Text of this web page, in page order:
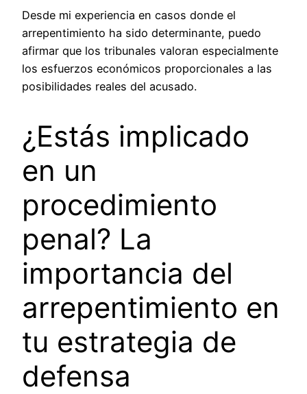
Desde mi experiencia en casos donde el
arrepentimiento ha sido determinante, puedo
afirmar que los tribunales valoran especialmente
los esfuerzos económicos proporcionales a las
posibilidades reales del acusado.
¿Estás implicado
en un
procedimiento
penal? La
importancia del
arrepentimiento en
tu estrategia de
defensa